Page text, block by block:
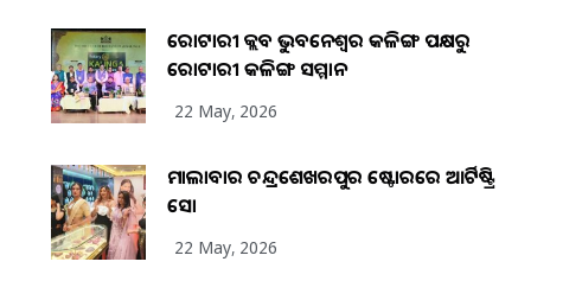
ରୋଟାରୀ କ୍ଲବ ଭୁବନେଶ୍ୱର କଳିଙ୍ଗ ପକ୍ଷରୁ
ରୋଟାରୀ କଳିଙ୍ଗ ସମ୍ମାନ
22 May, 2026
ମାଲାବାର ଚନ୍ଦ୍ରଶେଖରପୁର ଷ୍ଟୋରରେ ଆର୍ଟିଷ୍ଟ୍ରି
ସୋ
22 May, 2026